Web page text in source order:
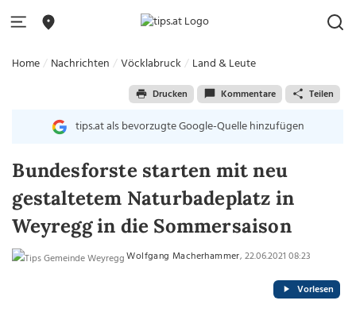
Home Nachrichten Vöcklabruck Land & Leute
Drucken Kommentare Teilen
tips.at als bevorzugte Google-Quelle hinzufügen
Bundesforste starten mit neu
gestaltetem Naturbadeplatz in
Weyregg in die Sommersaison
Wolfgang Macherhammer, 22.06.2021 08:23
Vorlesen